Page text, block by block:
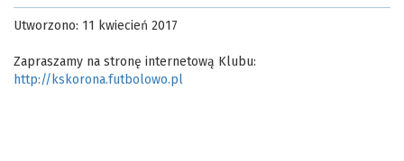
Utworzono: 11 kwiecień 2017
Zapraszamy na stronę internetową Klubu:
http://kskorona.futbolowo.pl